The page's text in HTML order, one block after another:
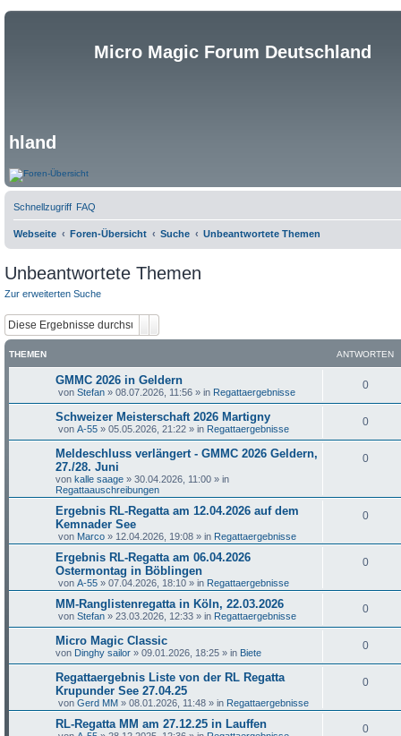
Micro Magic Forum Deutschland
hland
Schnellzugriff FAQ
Webseite Foren-Übersicht Suche Unbeantwortete Themen
Unbeantwortete Themen
Zur erweiterten Suche
THEMEN ANTWORTEN
GMMC 2026 in Geldern
von Stefan » 08.07.2026, 11:56 » in Regattaergebnisse
0
Schweizer Meisterschaft 2026 Martigny
von A-55 » 05.05.2026, 21:22 » in Regattaergebnisse
0
Meldeschluss verlängert - GMMC 2026 Geldern,
27./28. Juni
von kalle saage » 30.04.2026, 11:00 » in
Regattaauschreibungen
0
Ergebnis RL-Regatta am 12.04.2026 auf dem
Kemnader See
von Marco » 12.04.2026, 19:08 » in Regattaergebnisse
0
Ergebnis RL-Regatta am 06.04.2026
Ostermontag in Böblingen
von A-55 » 07.04.2026, 18:10 » in Regattaergebnisse
0
MM-Ranglistenregatta in Köln, 22.03.2026
von Stefan » 23.03.2026, 12:33 » in Regattaergebnisse
0
Micro Magic Classic
von Dinghy sailor » 09.01.2026, 18:25 » in Biete
0
Regattaergebnis Liste von der RL Regatta
Krupunder See 27.04.25
von Gerd MM » 08.01.2026, 11:48 » in Regattaergebnisse
0
RL-Regatta MM am 27.12.25 in Lauffen 0